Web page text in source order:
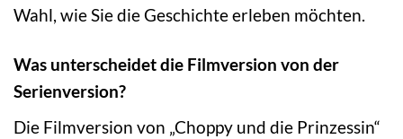
Wahl, wie Sie die Geschichte erleben möchten.
Was unterscheidet die Filmversion von der
Serienversion?
Die Filmversion von „Choppy und die Prinzessin“